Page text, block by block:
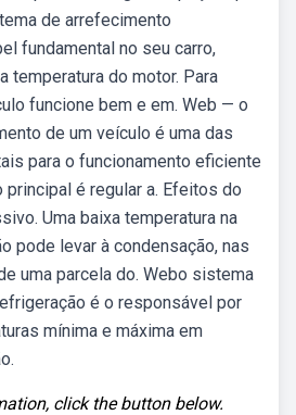
de arrefecimento
fundamental no seu carro,
temperatura do motor. Para
funcione bem e em. Web — o
de um veículo é uma das
para o funcionamento eficiente
principal é regular a. Efeitos do
Uma baixa temperatura na
pode levar à condensação, nas
uma parcela do. Webo sistema
é o responsável por
mínima e máxima em
click the button below.